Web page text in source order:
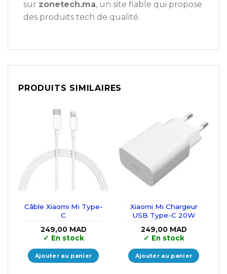
sur zonetech.ma, un site fiable qui propose
des produits tech de qualité.
PRODUITS SIMILAIRES
Câble Xiaomi Mi Type-
C
249,00 MAD
✓ En stock
Ajouter au panier
Xiaomi Mi Chargeur
USB Type-C 20W
249,00 MAD
✓ En stock
Ajouter au panier